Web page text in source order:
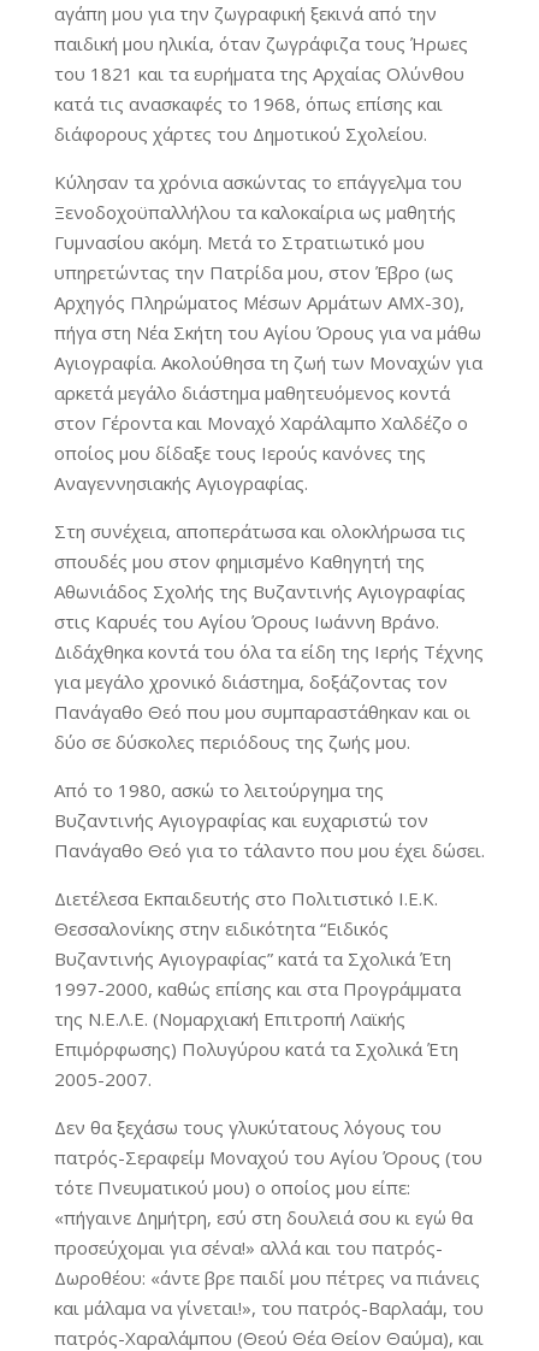
αγάπη μου για την ζωγραφική ξεκινά από την
παιδική μου ηλικία, όταν ζωγράφιζα τους Ήρωες
του 1821 και τα ευρήματα της Αρχαίας Ολύνθου
κατά τις ανασκαφές το 1968, όπως επίσης και
διάφορους χάρτες του Δημοτικού Σχολείου.
Κύλησαν τα χρόνια ασκώντας το επάγγελμα του
Ξενοδοχοϋπαλλήλου τα καλοκαίρια ως μαθητής
Γυμνασίου ακόμη. Μετά το Στρατιωτικό μου
υπηρετώντας την Πατρίδα μου, στον Έβρο (ως
Αρχηγός Πληρώματος Μέσων Αρμάτων ΑΜΧ-30),
πήγα στη Νέα Σκήτη του Αγίου Όρους για να μάθω
Αγιογραφία. Ακολούθησα τη ζωή των Μοναχών για
αρκετά μεγάλο διάστημα μαθητευόμενος κοντά
στον Γέροντα και Μοναχό Χαράλαμπο Χαλδέζο ο
οποίος μου δίδαξε τους Ιερούς κανόνες της
Αναγεννησιακής Αγιογραφίας.
Στη συνέχεια, αποπεράτωσα και ολοκλήρωσα τις
σπουδές μου στον φημισμένο Καθηγητή της
Αθωνιάδος Σχολής της Βυζαντινής Αγιογραφίας
στις Καρυές του Αγίου Όρους Ιωάννη Βράνο.
Διδάχθηκα κοντά του όλα τα είδη της Ιερής Τέχνης
για μεγάλο χρονικό διάστημα, δοξάζοντας τον
Πανάγαθο Θεό που μου συμπαραστάθηκαν και οι
δύο σε δύσκολες περιόδους της ζωής μου.
Από το 1980, ασκώ το λειτούργημα της
Βυζαντινής Αγιογραφίας και ευχαριστώ τον
Πανάγαθο Θεό για το τάλαντο που μου έχει δώσει.
Διετέλεσα Εκπαιδευτής στο Πολιτιστικό Ι.Ε.Κ.
Θεσσαλονίκης στην ειδικότητα “Ειδικός
Βυζαντινής Αγιογραφίας” κατά τα Σχολικά Έτη
1997-2000, καθώς επίσης και στα Προγράμματα
της Ν.Ε.Λ.Ε. (Νομαρχιακή Επιτροπή Λαϊκής
Επιμόρφωσης) Πολυγύρου κατά τα Σχολικά Έτη
2005-2007.
Δεν θα ξεχάσω τους γλυκύτατους λόγους του
πατρός-Σεραφείμ Μοναχού του Αγίου Όρους (του
τότε Πνευματικού μου) ο οποίος μου είπε:
«πήγαινε Δημήτρη, εσύ στη δουλειά σου κι εγώ θα
προσεύχομαι για σένα!» αλλά και του πατρός-
Δωροθέου: «άντε βρε παιδί μου πέτρες να πιάνεις
και μάλαμα να γίνεται!», του πατρός-Βαρλαάμ, του
πατρός-Χαραλάμπου (Θεού Θέα Θείον Θαύμα), και